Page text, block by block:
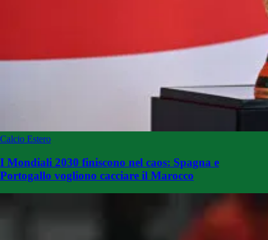
Calcio Estero
I Mondiali 2030 finiscono nel caos: Spagna e
Portogallo vogliono cacciare il Marocco